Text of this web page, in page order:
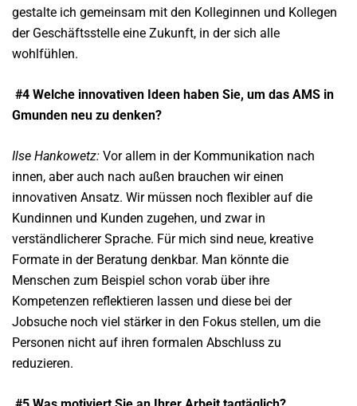
gestalte ich gemeinsam mit den Kolleginnen und Kollegen
der Geschäftsstelle eine Zukunft, in der sich alle
wohlfühlen.
#4 Welche innovativen Ideen haben Sie, um das AMS in
Gmunden neu zu denken?
Ilse Hankowetz: Vor allem in der Kommunikation nach
innen, aber auch nach außen brauchen wir einen
innovativen Ansatz. Wir müssen noch flexibler auf die
Kundinnen und Kunden zugehen, und zwar in
verständlicherer Sprache. Für mich sind neue, kreative
Formate in der Beratung denkbar. Man könnte die
Menschen zum Beispiel schon vorab über ihre
Kompetenzen reflektieren lassen und diese bei der
Jobsuche noch viel stärker in den Fokus stellen, um die
Personen nicht auf ihren formalen Abschluss zu
reduzieren.